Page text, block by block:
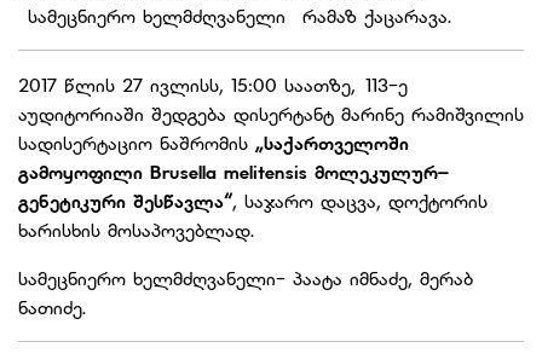
სამეცნიერო ხელმძღვანელი რამაზ ქაცარავა.
2017 წლის 27 ივლისს, 15:00 საათზე, 113-ე
აუდიტორიაში შედგება დისერტანტ მარინე რამიშვილის
სადისერტაციო ნაშრომის „საქართველოში
გამოყოფილი Brusella melitensis მოლეკულურ–
გენეტიკური შესწავლა“, საჯარო დაცვა, დოქტორის
ხარისხის მოსაპოვებლად.
სამეცნიერო ხელმძღვანელი- პაატა იმნაძე, მერაბ
ნათიძე.